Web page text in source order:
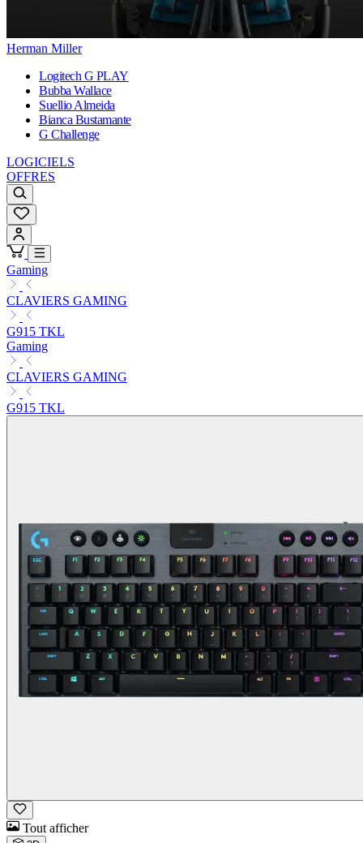
Herman Miller
Logitech G PLAY
Bubba Wallace
Suellio Almeida
Bianca Bustamante
G Challenge
LOGICIELS
OFFRES
Gaming
CLAVIERS GAMING
G915 TKL
Gaming
CLAVIERS GAMING
G915 TKL
Tout afficher